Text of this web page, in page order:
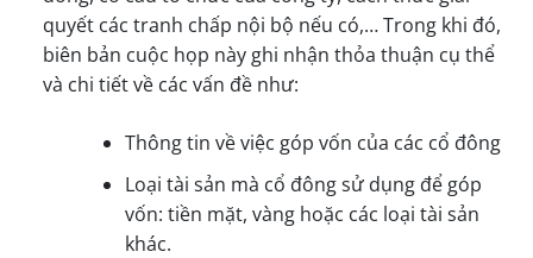
quyết các tranh chấp nội bộ nếu có,… Trong khi đó,
biên bản cuộc họp này ghi nhận thỏa thuận cụ thể
và chi tiết về các vấn đề như:
Thông tin về việc góp vốn của các cổ đông
Loại tài sản mà cổ đông sử dụng để góp
vốn: tiền mặt, vàng hoặc các loại tài sản
khác.